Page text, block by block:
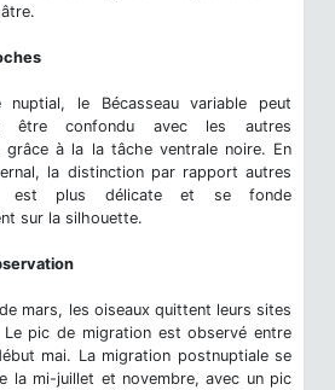
nuptial, le Bécasseau variable peut
être confondu avec les autres
grâce à la la tâche ventrale noire. En
la distinction par rapport autres
est plus délicate et se fonde
sur la silhouette.
mars, les oiseaux quittent leurs sites
Le pic de migration est observé entre
mai. La migration postnuptiale se
la mi-juillet et novembre, avec un pic